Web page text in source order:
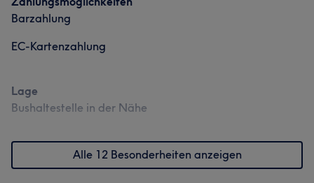
Barzahlung
EC-Kartenzahlung
Lage
Bushaltestelle in der Nähe
Alle 12 Besonderheiten anzeigen